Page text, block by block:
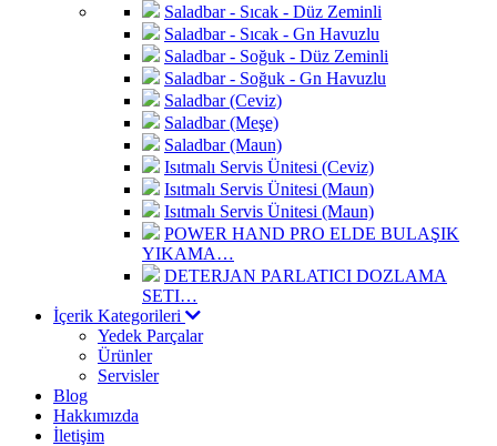
Saladbar - Sıcak - Düz Zeminli
Saladbar - Sıcak - Gn Havuzlu
Saladbar - Soğuk - Düz Zeminli
Saladbar - Soğuk - Gn Havuzlu
Saladbar (Ceviz)
Saladbar (Meşe)
Saladbar (Maun)
Isıtmalı Servis Ünitesi (Ceviz)
Isıtmalı Servis Ünitesi (Maun)
Isıtmalı Servis Ünitesi (Maun)
POWER HAND PRO ELDE BULAŞIK
YIKAMA…
DETERJAN PARLATICI DOZLAMA
SETI…
İçerik Kategorileri
Yedek Parçalar
Ürünler
Servisler
Blog
Hakkımızda
İletişim